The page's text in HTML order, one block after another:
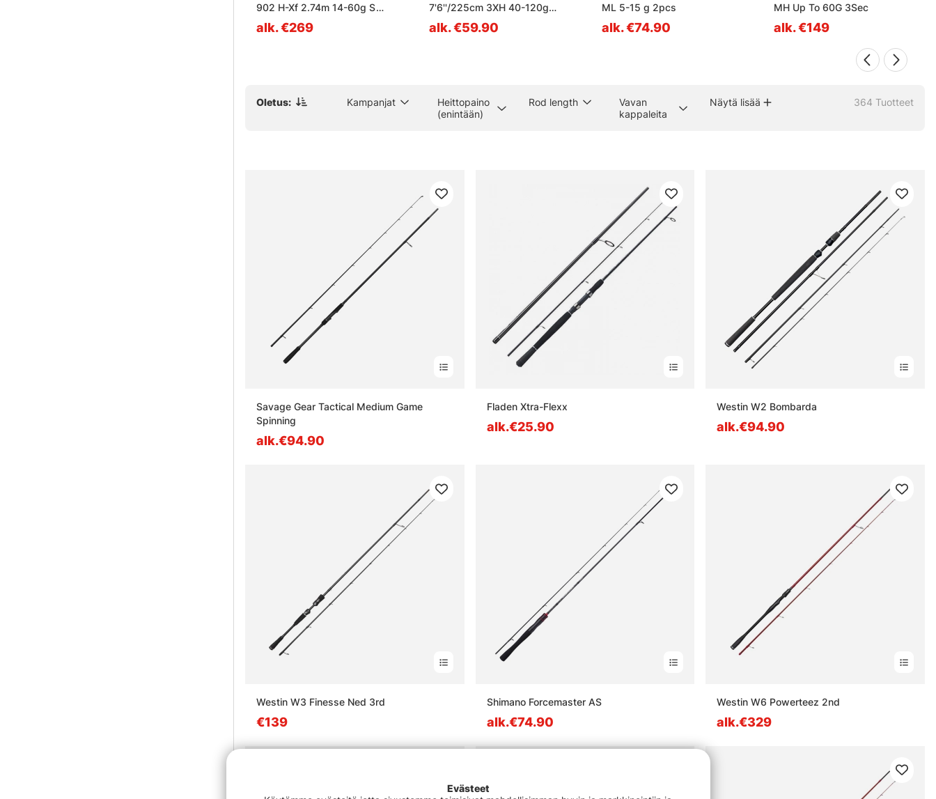
902 H-Xf 2.74m 14-60g S
2Sec
alk. €269
7'6''/225cm 3XH 40-120g
2Sec
alk. €59.90
ML 5-15 g 2pcs
alk. €74.90
MH Up To 60G 3Sec
alk. €149
Oletus: Kampanjat
Heittopaino
(enintään)
Rod length
Vavan
kappaleita
Näytä lisää 364 Tuotteet
Savage Gear Tactical Medium Game
Spinning
alk.€94.90
Fladen Xtra-Flexx
alk.€25.90
Westin W2 Bombarda
alk.€94.90
Westin W3 Finesse Ned 3rd
€139
Shimano Forcemaster AS
alk.€74.90
Westin W6 Powerteez 2nd
alk.€329
Evästeet